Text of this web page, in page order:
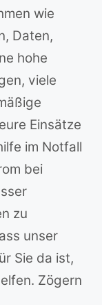
wie
Daten,
hohe
viele
Einsätze
im Notfall
bei
zu
unser
Sie da ist,
Zögern